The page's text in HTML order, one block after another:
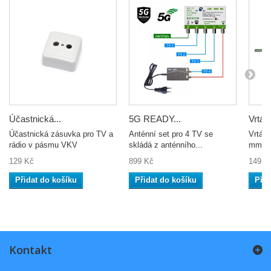
Účastnická...
Účastnická zásuvka pro TV a
rádio v pásmu VKV
129 Kč
Přidat do košíku
5G READY...
Anténní set pro 4 TV se
skládá z anténního...
899 Kč
Přidat do košíku
Vrták
mm a
149
Kontakt